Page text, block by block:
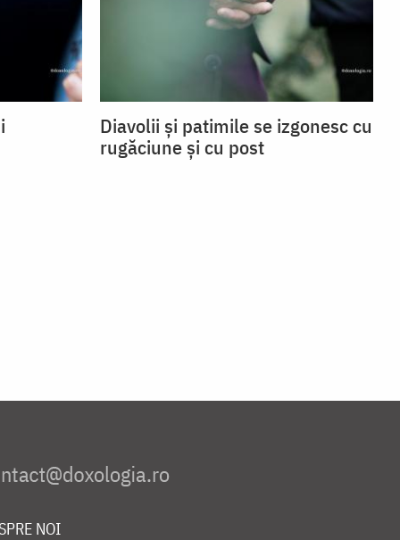
Diavolii și patimile se izgonesc cu
rugăciune și cu post
NOI